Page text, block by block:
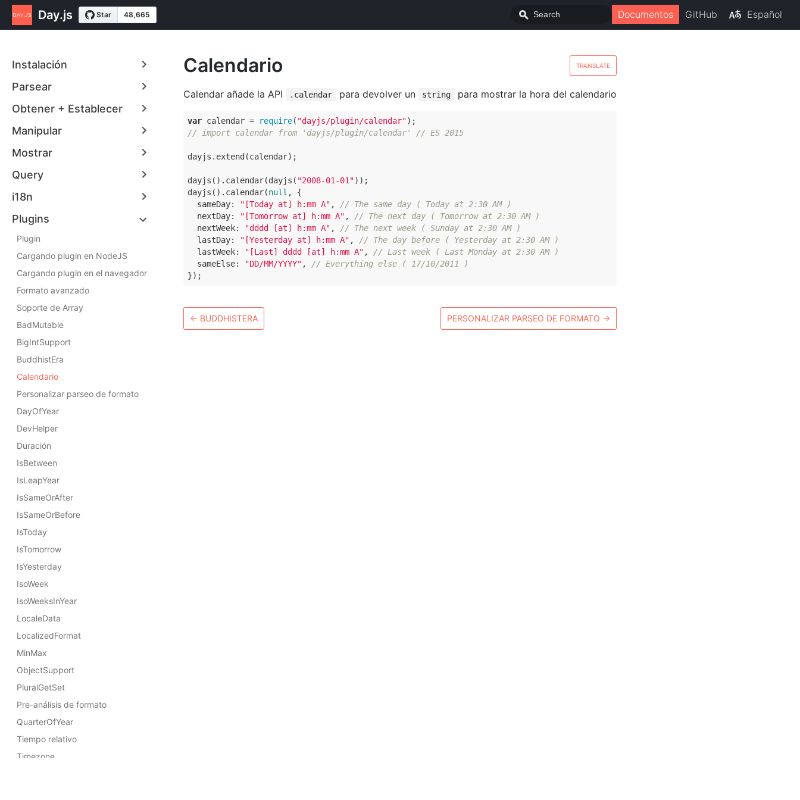
Day.js Documentos GitHub Español
Instalación
Parsear
Obtener + Establecer
Manipular
Mostrar
Query
i18n
Plugins
Plugin
Cargando plugin en NodeJS
Cargando plugin en el navegador
Formato avanzado
Soporte de Array
BadMutable
BigIntSupport
BuddhistEra
Calendario
Personalizar parseo de formato
DayOfYear
DevHelper
Duración
IsBetween
IsLeapYear
IsSameOrAfter
IsSameOrBefore
IsToday
IsTomorrow
IsYesterday
IsoWeek
IsoWeeksInYear
LocaleData
LocalizedFormat
MinMax
ObjectSupport
PluralGetSet
Pre-análisis de formato
QuarterOfYear
Tiempo relativo
Timezone
TRANSLATE
Calendario
Calendar añade la API .calendar para devolver un string para mostrar la hora del calendario
var calendar = require( "dayjs/plugin/calendar"
// import calendar from 'dayjs/plugin/calendar' // ES 2015
dayjs.extend(calendar);
dayjs().calendar(dayjs( "2008-01-01"));
dayjs().calendar(null , {
sameDay: "[Today at] h:mm A" ,
// The same day ( Today at 2:30 AM )
nextDay: "[Tomorrow at] h:mm A" ,
// The next day ( Tomorrow at 2:30 AM )
nextWeek: "dddd [at] h:mm A" ,
// The next week ( Sunday at 2:30 AM )
lastDay: "[Yesterday at] h:mm A" ,
// The day before ( Yesterday at 2:30 AM )
lastWeek: "[Last] dddd [at] h:mm A" ,
// Last week ( Last Monday at 2:30 AM )
sameElse: "DD/MM/YYYY" ,
// Everything else ( 17/10/2011 )
← BUDDHISTERA PERSONALIZAR PARSEO DE FORMATO →